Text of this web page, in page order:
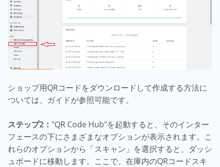
ショップ用QRコードをダウンロードして作成する方法に
ついては、ガイドが参照可能です。
ステップ2： "QR Code Hub"を起動すると、そのインター
フェースの下にさまざまなオプションが表示されます。こ
れらのオプションから「スキャン」を選択すると、ダッシ
ュボードに移動します。ここで、在庫内のQRコードスキ